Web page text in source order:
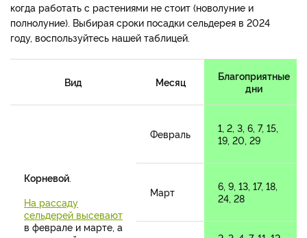
когда работать с растениями не стоит (новолуние и
полнолуние). Выбирая сроки посадки сельдерея в 2024
году, воспользуйтесь нашей таблицей.
Вид Месяц
Благоприятные
дни
Корневой.
На рассаду
сельдерей высевают
в феврале и марте, а
Февраль
1, 2, 3, 6, 7, 15,
19, 20, 29
Март
6, 9, 13, 17, 18,
24, 28